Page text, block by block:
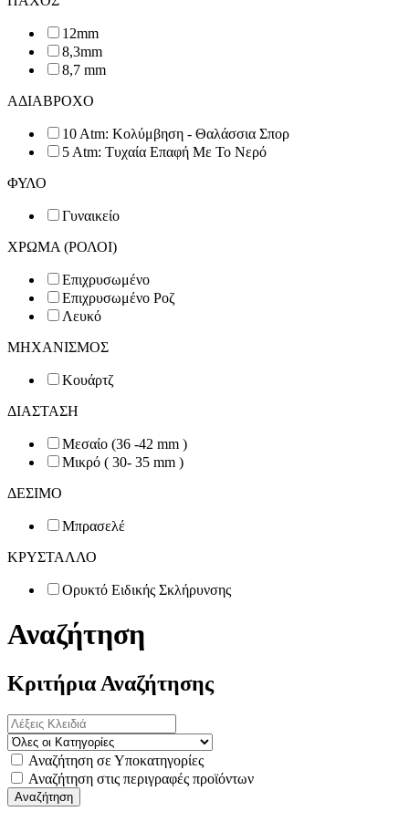
12mm
8,3mm
8,7 mm
ΑΔΙΑΒΡΟΧΟ
10 Atm: Κολύμβηση - Θαλάσσια Σπορ
5 Atm: Τυχαία Επαφή Με Το Νερό
ΦΥΛΟ
Γυναικείο
ΧΡΩΜΑ (ΡΟΛΟΙ)
Επιχρυσωμένο
Επιχρυσωμένο Ροζ
Λευκό
ΜΗΧΑΝΙΣΜΟΣ
Κουάρτζ
ΔΙΑΣΤΑΣΗ
Μεσαίο (36 -42 mm )
Μικρό ( 30- 35 mm )
ΔΕΣΙΜΟ
Μπρασελέ
ΚΡΥΣΤΑΛΛΟ
Ορυκτό Ειδικής Σκλήρυνσης
Αναζήτηση
Κριτήρια Αναζήτησης
Αναζήτηση σε Υποκατηγορίες
Αναζήτηση στις περιγραφές προϊόντων